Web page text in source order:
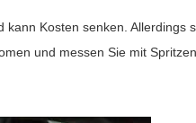
kann Kosten senken. Allerdings
und messen Sie mit